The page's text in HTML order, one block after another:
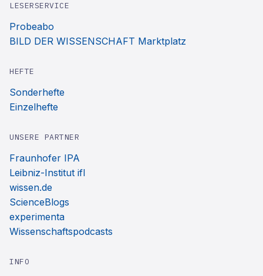
LESERSERVICE
Probeabo
BILD DER WISSENSCHAFT Marktplatz
HEFTE
Sonderhefte
Einzelhefte
UNSERE PARTNER
Fraunhofer IPA
Leibniz-Institut ifl
wissen.de
ScienceBlogs
experimenta
Wissenschaftspodcasts
INFO